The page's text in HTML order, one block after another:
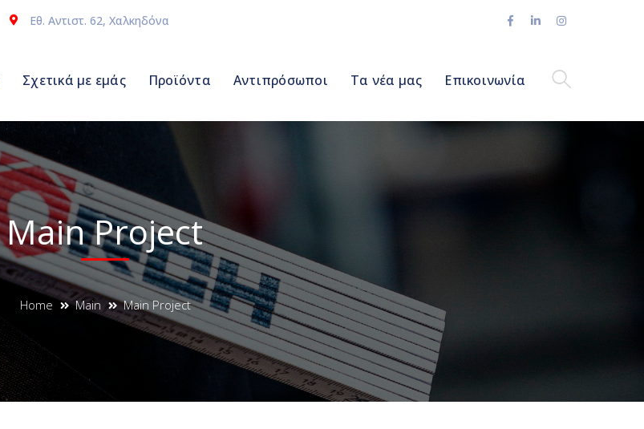
Εθ. Αντιστ. 62, Χαλκηδόνα
Facebook
LinkedInInstagram
Σχετικά με εμάς Προϊόντα Αντιπρόσωποι Τα νέα μας Επικοινωνία
Main Project
Home Main Main Project